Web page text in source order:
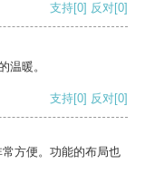
支持[0] 反对[0]
温暖。
支持[0] 反对[0]
方便。功能的布局也